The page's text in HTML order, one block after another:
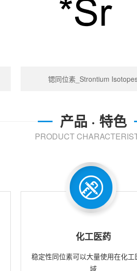
锶同位素_Strontium
产品 · 特色
PRODUCT
化工医药
稳定性同位素可以大量使用在化工
域